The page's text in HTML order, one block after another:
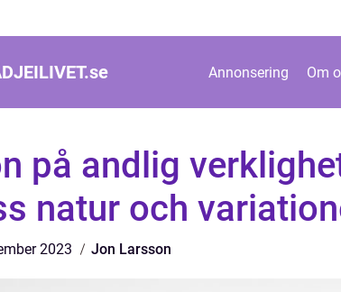
se Annonsering Om
på andlig
natur och
2023 Jon Larsson